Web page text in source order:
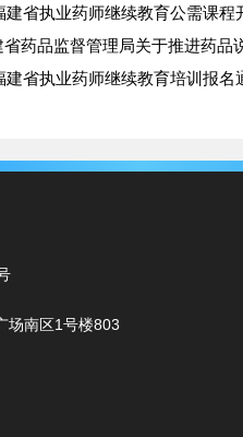
建省执业药师继续教育公需课程
省药品监督管理局关于推进药品
建省执业药师继续教育培训报名
场南区1号楼803